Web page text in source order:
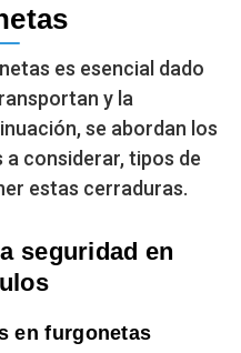
es esencial dado
y la
se abordan los
considerar, tipos de
estas cerraduras.
seguridad en
en furgonetas